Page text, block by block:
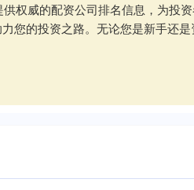
权威的配资公司排名信息，为
您的投资之路。无论您是新手还